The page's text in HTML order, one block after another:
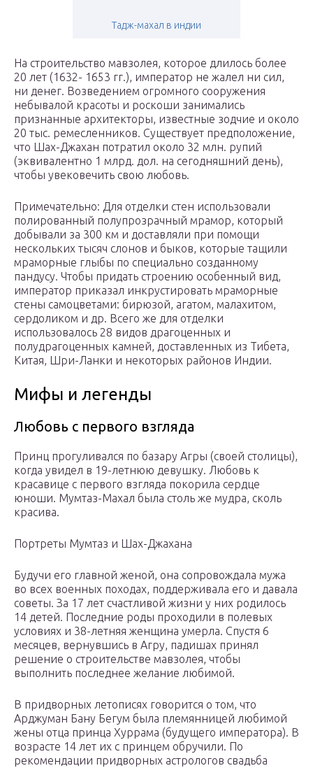
Тадж-махал в индии
На строительство мавзолея, которое длилось более
20 лет (1632- 1653 гг.), император не жалел ни сил,
ни денег. Возведением огромного сооружения
небывалой красоты и роскоши занимались
признанные архитекторы, известные зодчие и около
20 тыс. ремесленников. Существует предположение,
что Шах-Джахан потратил около 32 млн. рупий
(эквивалентно 1 млрд. дол. на сегодняшний день),
чтобы увековечить свою любовь.
Примечательно: Для отделки стен использовали
полированный полупрозрачный мрамор, который
добывали за 300 км и доставляли при помощи
нескольких тысяч слонов и быков, которые тащили
мраморные глыбы по специально созданному
пандусу. Чтобы придать строению особенный вид,
император приказал инкрустировать мраморные
стены самоцветами: бирюзой, агатом, малахитом,
сердоликом и др. Всего же для отделки
использовалось 28 видов драгоценных и
полудрагоценных камней, доставленных из Тибета,
Китая, Шри-Ланки и некоторых районов Индии.
Мифы и легенды
Любовь с первого взгляда
Принц прогуливался по базару Агры (своей столицы),
когда увидел в 19-летнюю девушку. Любовь к
красавице с первого взгляда покорила сердце
юноши. Мумтаз-Махал была столь же мудра, сколь
красива.
Портреты Мумтаз и Шах-Джахана
Будучи его главной женой, она сопровождала мужа
во всех военных походах, поддерживала его и давала
советы. За 17 лет счастливой жизни у них родилось
14 детей. Последние роды проходили в полевых
условиях и 38-летняя женщина умерла. Спустя 6
месяцев, вернувшись в Агру, падишах принял
решение о строительстве мавзолея, чтобы
выполнить последнее желание любимой.
В придворных летописях говорится о том, что
Арджуман Бану Бегум была племянницей любимой
жены отца принца Хуррама (будущего императора). В
возрасте 14 лет их с принцем обручили. По
рекомендации придворных астрологов свадьба